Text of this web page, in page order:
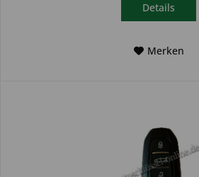
Details
Merken